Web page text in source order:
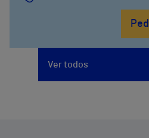
Ver todos